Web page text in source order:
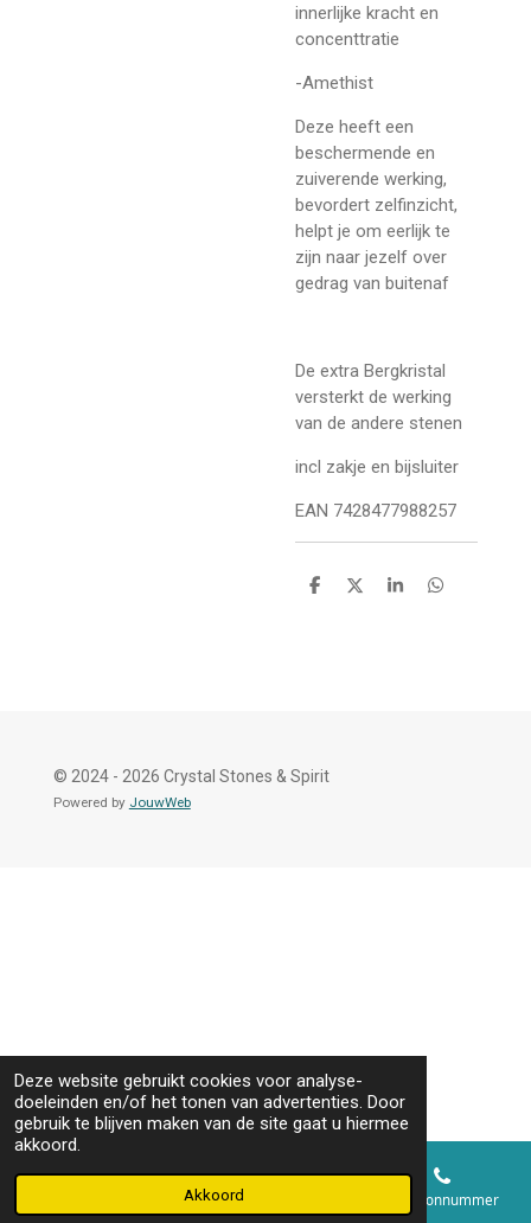
Deze website gebruikt cookies voor analyse-
doeleinden en/of het tonen van advertenties. Door
gebruik te blijven maken van de site gaat u hiermee
akkoord.
Akkoord
innerlijke kracht en
concenttratie
-Amethist
Deze heeft een
beschermende en
zuiverende werking,
bevordert zelfinzicht,
helpt je om eerlijk te
zijn naar jezelf over
gedrag van buitenaf
De extra Bergkristal
versterkt de werking
van de andere stenen
incl zakje en bijsluiter
EAN 7428477988257
D
D
S
D
© 2024 - 2026 Crystal Stones & Spirit
Powered by JouwWeb
E-mailadres Telefoonnummer